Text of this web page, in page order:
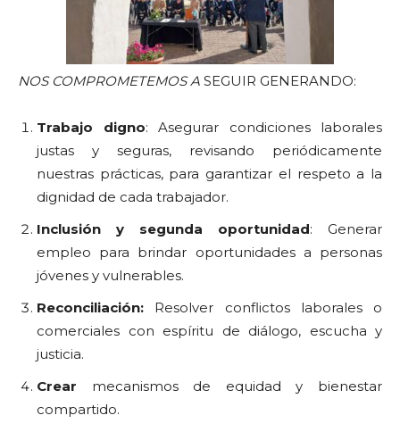
NOS COMPROMETEMOS A SEGUIR GENERANDO:
Trabajo digno: Asegurar condiciones laborales
justas y seguras, revisando periódicamente
nuestras prácticas, para garantizar el respeto a la
dignidad de cada trabajador.
Inclusión y segunda oportunidad: Generar
empleo para brindar oportunidades a personas
jóvenes y vulnerables.
Reconciliación: Resolver conflictos laborales o
comerciales con espíritu de diálogo, escucha y
justicia.
Crear mecanismos de equidad y bienestar
compartido.